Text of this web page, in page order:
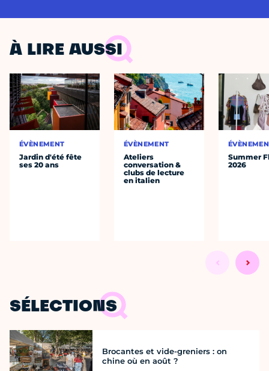
À LIRE AUSSI
ÉVÈNEMENT
Jardin d'été fête
ses 20 ans
ÉVÈNEMENT
Ateliers
conversation &
clubs de lecture
en italien
Summer
2026
SÉLECTIONS
Brocantes et vide-greniers : on
chine où en août ?